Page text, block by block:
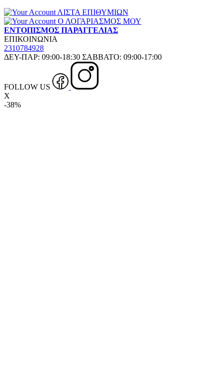
ΛΙΣΤΑ ΕΠΙΘΥΜΙΩΝ
Ο ΛΟΓΑΡΙΑΣΜΟΣ ΜΟΥ
ΕΝΤΟΠΙΣΜΟΣ ΠΑΡΑΓΓΕΛΙΑΣ
ΕΠΙΚΟΙΝΩΝΙΑ
2310784928
ΔΕΥ-ΠΑΡ: 09:00-18:30 ΣΑΒΒΑΤΟ: 09:00-17:00
FOLLOW US
X
-38%